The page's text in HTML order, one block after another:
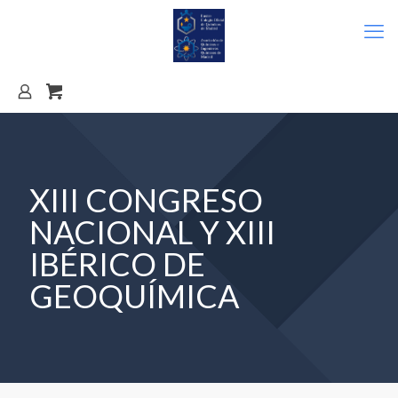
XIII CONGRESO
NACIONAL Y XIII
IBÉRICO DE
GEOQUÍMICA